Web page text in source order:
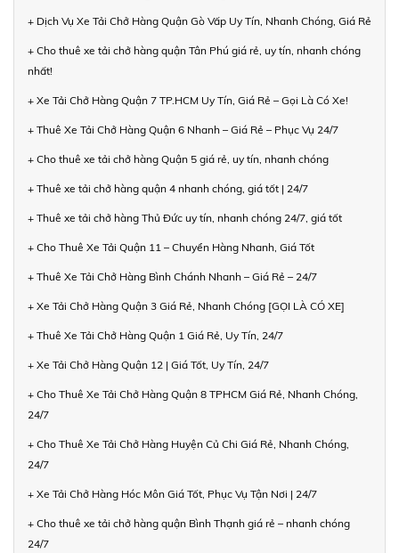
+ Dịch Vụ Xe Tải Chở Hàng Quận Gò Vấp Uy Tín, Nhanh Chóng, Giá Rẻ
+ Cho thuê xe tải chở hàng quận Tân Phú giá rẻ, uy tín, nhanh chóng
nhất!
+ Xe Tải Chở Hàng Quận 7 TP.HCM Uy Tín, Giá Rẻ – Gọi Là Có Xe!
+ Thuê Xe Tải Chở Hàng Quận 6 Nhanh – Giá Rẻ – Phục Vụ 24/7
+ Cho thuê xe tải chở hàng Quận 5 giá rẻ, uy tín, nhanh chóng
+ Thuê xe tải chở hàng quận 4 nhanh chóng, giá tốt | 24/7
+ Thuê xe tải chở hàng Thủ Đức uy tín, nhanh chóng 24/7, giá tốt
+ Cho Thuê Xe Tải Quận 11 – Chuyển Hàng Nhanh, Giá Tốt
+ Thuê Xe Tải Chở Hàng Bình Chánh Nhanh – Giá Rẻ – 24/7
+ Xe Tải Chở Hàng Quận 3 Giá Rẻ, Nhanh Chóng [GỌI LÀ CÓ XE]
+ Thuê Xe Tải Chở Hàng Quận 1 Giá Rẻ, Uy Tín, 24/7
+ Xe Tải Chở Hàng Quận 12 | Giá Tốt, Uy Tín, 24/7
+ Cho Thuê Xe Tải Chở Hàng Quận 8 TPHCM Giá Rẻ, Nhanh Chóng,
24/7
+ Cho Thuê Xe Tải Chở Hàng Huyện Củ Chi Giá Rẻ, Nhanh Chóng,
24/7
+ Xe Tải Chở Hàng Hóc Môn Giá Tốt, Phục Vụ Tận Nơi | 24/7
+ Cho thuê xe tải chở hàng quận Bình Thạnh giá rẻ – nhanh chóng
24/7